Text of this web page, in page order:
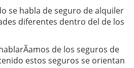
se habla de seguro de alquiler
diferentes dentro del de los
de los seguros de
estos seguros se orientan